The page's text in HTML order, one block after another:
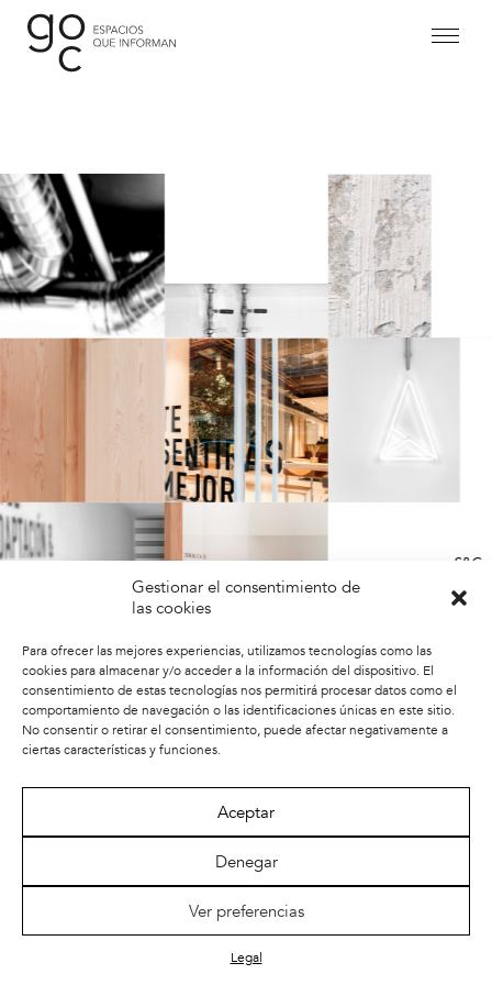
Gestionar el consentimiento de
las cookies
Para ofrecer las mejores experiencias, utilizamos tecnologías como las
cookies para almacenar y/o acceder a la información del dispositivo. El
consentimiento de estas tecnologías nos permitirá procesar datos como el
comportamiento de navegación o las identificaciones únicas en este sitio.
No consentir o retirar el consentimiento, puede afectar negativamente a
ciertas características y funciones.
Aceptar
Denegar
Ver preferencias
Legal
Proyectos
Estudio
Equipo
Legal
S&C